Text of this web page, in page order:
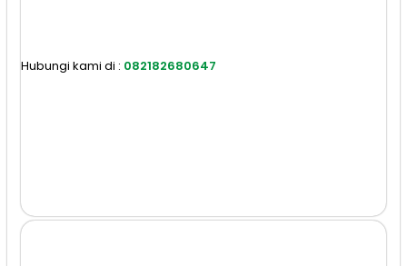
Hubungi kami di : 082182680647